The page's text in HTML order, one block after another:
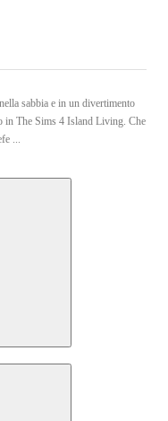
sabbia e in un divertimento
in The Sims 4 Island Living. Che
...